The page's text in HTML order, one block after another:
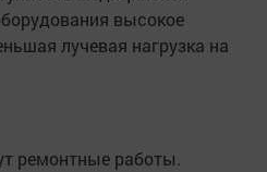
высокое
лучевая нагрузка на
ремонтные работы.